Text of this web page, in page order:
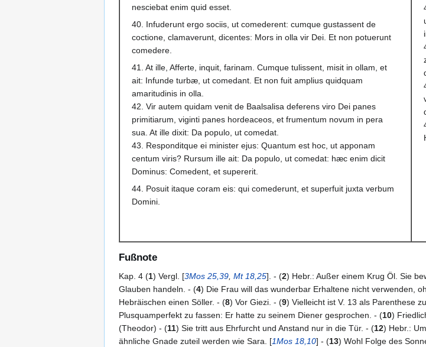
nesciebat enim quid esset.
40. Infuderunt ergo sociis, ut comederent: cumque gustassent de
coctione, clamaverunt, dicentes: Mors in olla vir Dei. Et non potuerunt
comedere.
41. At ille, Afferte, inquit, farinam. Cumque tulissent, misit in ollam, et
ait: Infunde turbæ, ut comedant. Et non fuit amplius quidquam
amaritudinis in olla.
42. Vir autem quidam venit de Baalsalisa deferens viro Dei panes
primitiarum, viginti panes hordeaceos, et frumentum novum in pera
sua. At ille dixit: Da populo, ut comedat.
43. Responditque ei minister ejus: Quantum est hoc, ut apponam
centum viris? Rursum ille ait: Da populo, ut comedat: hæc enim dicit
Dominus: Comedent, et supererit.
44. Posuit itaque coram eis: qui comederunt, et superfuit juxta verbum
Domini.
Fußnote
Kap. 4 (1) Vergl. [3Mos 25,39 Mt 18,25]. - (2) Hebr.: Außer einem Krug Öl. Sie
Glauben handeln. - (4) Die Frau will das wunderbar Erhaltene nicht verwenden,
Hebräischen einen Söller. - (8) Vor Giezi. - (9) Vielleicht ist V. 13 als Parenthese
Plusquamperfekt zu fassen: Er hatte zu seinem Diener gesprochen. - (10)
(Theodor) - (11) Sie tritt aus Ehrfurcht und Anstand nur in die Tür. - (12) Hebr.:
ähnliche Gnade zuteil werden wie Sara. [1Mos 18,10] - (13) Wohl Folge des